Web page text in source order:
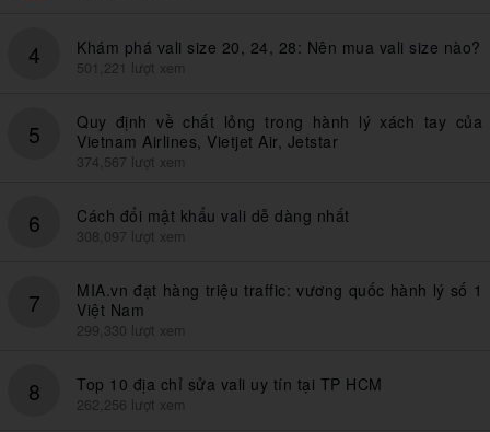
4 Khám phá vali size 20, 24, 28: Nên mua vali size nào?
501,221 lượt xem
5
Quy định về chất lỏng trong hành lý xách tay của
Vietnam Airlines, Vietjet Air, Jetstar
374,567 lượt xem
6 Cách đổi mật khẩu vali dễ dàng nhất
308,097 lượt xem
7
MIA.vn đạt hàng triệu traffic: vương quốc hành lý số 1
Việt Nam
299,330 lượt xem
8 Top 10 địa chỉ sửa vali uy tín tại TP HCM
262,256 lượt xem